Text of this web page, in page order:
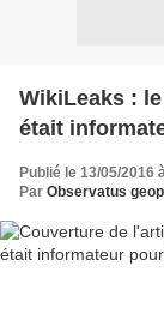
WikiLeaks :
était
Publié le 13/05/2016
Par Observatus